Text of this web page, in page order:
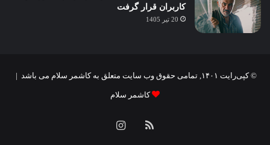
کاربران قرار گرفت
20 تیر 1405
© کپی‌رایت ۱۴۰۱, تمامی حقوق وب سایت متعلق به کاشمر سلام می باشد |
کاشمر سلام
خوراکاینستاگرام